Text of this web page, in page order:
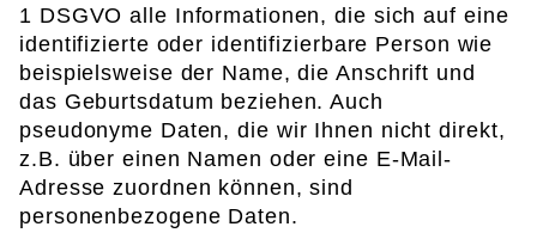
1 DSGVO alle Informationen, die sich auf eine
identifizierte oder identifizierbare Person wie
beispielsweise der Name, die Anschrift und
das Geburtsdatum beziehen. Auch
pseudonyme Daten, die wir Ihnen nicht direkt,
z.B. über einen Namen oder eine E-Mail-
Adresse zuordnen können, sind
personenbezogene Daten.